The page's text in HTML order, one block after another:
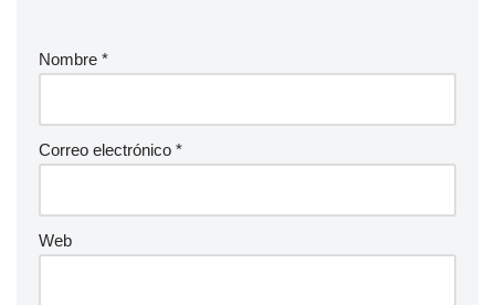
Nombre *
Correo electrónico *
Web